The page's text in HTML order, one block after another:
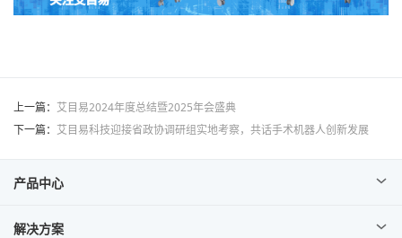
上一篇： 艾目易2024年度总结暨2025年会盛典
下一篇： 艾目易科技迎接省政协调研组实地考察，共话手术机器人创新发展
产品中心
解决方案